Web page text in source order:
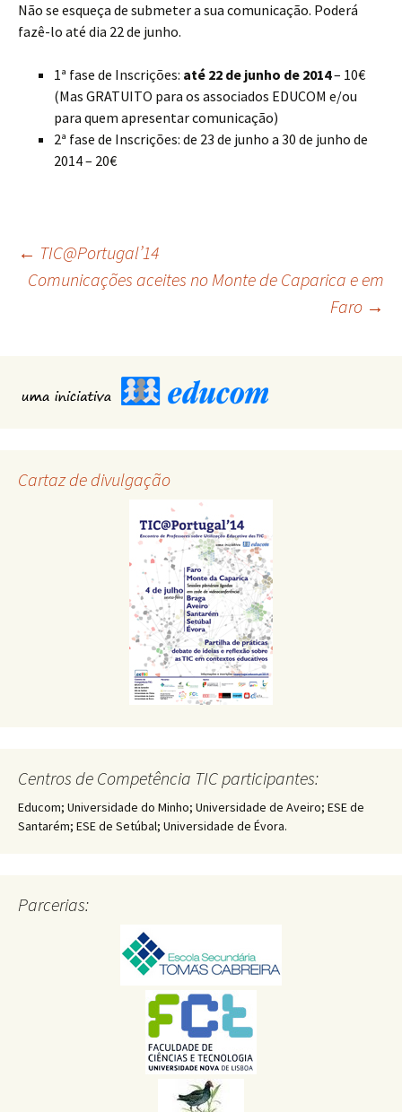
Não se esqueça de submeter a sua comunicação. Poderá
fazê-lo até dia 22 de junho.
1ª fase de Inscrições: até 22 de junho de 2014– 10€
(Mas GRATUITO para os associados EDUCOM e/ou
para quem apresentar comunicação)
2ª fase de Inscrições: de 23 de junho a 30 de junho de
2014 – 20€
Post
← TIC@Portugal’14
Comunicações aceites no Monte de Caparica e em
Faro →
Cartaz de divulgação
Centros de Competência TIC participantes:
Educom; Universidade do Minho; Universidade de Aveiro; ESE de
Santarém; ESE de Setúbal; Universidade de Évora.
Parcerias: